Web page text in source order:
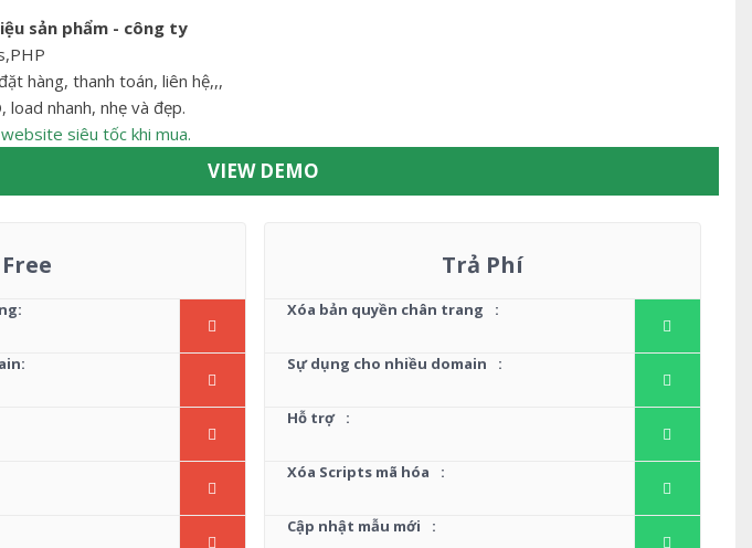
sản phẩm - công ty
hàng, thanh toán, liên hệ,,,
load nhanh, nhẹ và đẹp.
siêu tốc khi mua.
VIEW DEMO
Free Trả Phí
Xóa bản quyền chân trang :
Sự dụng cho nhiều domain :
Hỗ trợ :
Xóa Scripts mã hóa :
Cập nhật mẫu mới :